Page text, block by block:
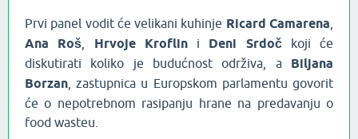
Prvi panel vodit će velikani kuhinje Ricard Camarena
Ana Roš Hrvoje Kroflini Deni Srdočkoji će
diskutirati koliko je budućnost održiva, a Biljana
Borzan , zastupnica u Europskom parlamentu govorit
će o nepotrebnom rasipanju hrane na predavanju o
food wasteu.